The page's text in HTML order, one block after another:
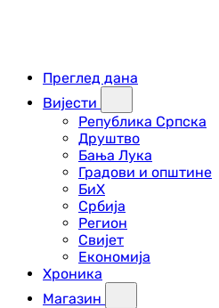
Преглед дана
Вијести
Република Српска
Друштво
Бања Лука
Градови и општине
БиХ
Србија
Регион
Свијет
Економија
Хроника
Магазин